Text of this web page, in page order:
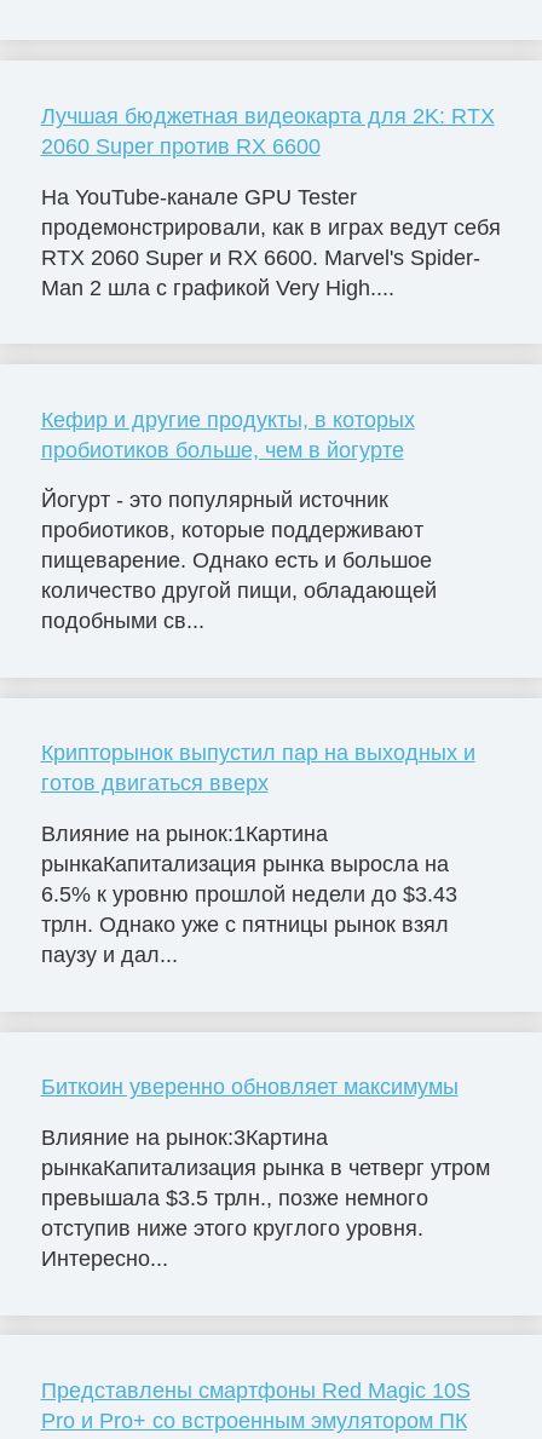
Лучшая бюджетная видеокарта для 2K: RTX
2060 Super против RX 6600
На YouTube-канале GPU Tester
продемонстрировали, как в играх ведут себя
RTX 2060 Super и RX 6600. Marvel's Spider-
Man 2 шла с графикой Very High....
Кефир и другие продукты, в которых
пробиотиков больше, чем в йогурте
Йогурт - это популярный источник
пробиотиков, которые поддерживают
пищеварение. Однако есть и большое
количество другой пищи, обладающей
подобными св...
Крипторынок выпустил пар на выходных и
готов двигаться вверх
Влияние на рынок:1Картина
рынкаКапитализация рынка выросла на
6.5% к уровню прошлой недели до $3.43
трлн. Однако уже с пятницы рынок взял
паузу и дал...
Биткоин уверенно обновляет максимумы
Влияние на рынок:3Картина
рынкаКапитализация рынка в четверг утром
превышала $3.5 трлн., позже немного
отступив ниже этого круглого уровня.
Интересно...
Представлены смартфоны Red Magic 10S
Pro и Pro+ со встроенным эмулятором ПК